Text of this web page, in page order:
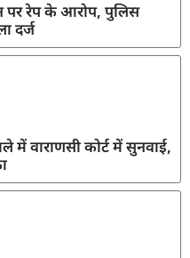
पर रेप के आरोप, पुलिस
दर्ज
में वाराणसी कोर्ट में सुनवाई,